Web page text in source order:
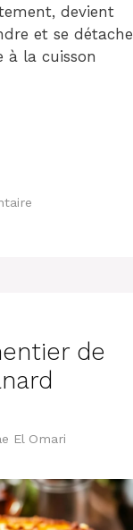
devient
et se détache
à la cuisson
de
El Omari